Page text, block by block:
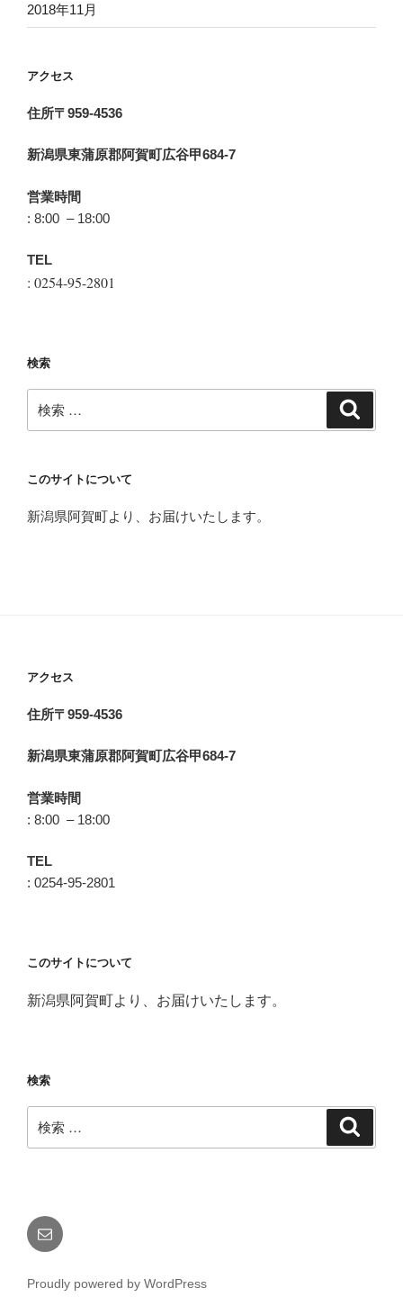
2018年11月
アクセス
住所〒959-4536
新潟県東蒲原郡阿賀町広谷甲684-7
営業時間
: 8:00 – 18:00
TEL
: 0254-95-2801
検索
索:
このサイトについて
新潟県阿賀町より、お届けいたします。
アクセス
住所〒959-4536
新潟県東蒲原郡阿賀町広谷甲684-7
営業時間
: 8:00 – 18:00
TEL
: 0254-95-2801
このサイトについて
新潟県阿賀町より、お届けいたします。
検索
索:
メ
ー
Proudly powered by WordPress